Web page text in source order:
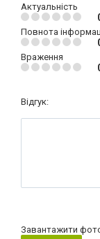
Актуальність
Повнота
Враження
Відгук:
Завантажити